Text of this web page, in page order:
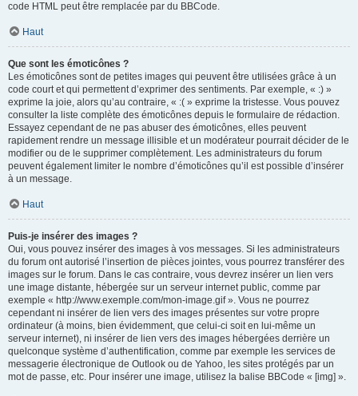
code HTML peut être remplacée par du BBCode.
Haut
Que sont les émoticônes ?
Les émoticônes sont de petites images qui peuvent être utilisées grâce à un
code court et qui permettent d’exprimer des sentiments. Par exemple, « :) »
exprime la joie, alors qu’au contraire, « :( » exprime la tristesse. Vous pouvez
consulter la liste complète des émoticônes depuis le formulaire de rédaction.
Essayez cependant de ne pas abuser des émoticônes, elles peuvent
rapidement rendre un message illisible et un modérateur pourrait décider de le
modifier ou de le supprimer complètement. Les administrateurs du forum
peuvent également limiter le nombre d’émoticônes qu’il est possible d’insérer
à un message.
Haut
Puis-je insérer des images ?
Oui, vous pouvez insérer des images à vos messages. Si les administrateurs
du forum ont autorisé l’insertion de pièces jointes, vous pourrez transférer des
images sur le forum. Dans le cas contraire, vous devrez insérer un lien vers
une image distante, hébergée sur un serveur internet public, comme par
exemple « http://www.exemple.com/mon-image.gif ». Vous ne pourrez
cependant ni insérer de lien vers des images présentes sur votre propre
ordinateur (à moins, bien évidemment, que celui-ci soit en lui-même un
serveur internet), ni insérer de lien vers des images hébergées derrière un
quelconque système d’authentification, comme par exemple les services de
messagerie électronique de Outlook ou de Yahoo, les sites protégés par un
mot de passe, etc. Pour insérer une image, utilisez la balise BBCode « [img] ».